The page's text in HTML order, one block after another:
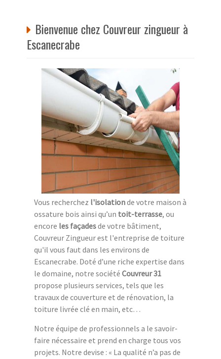
Bienvenue chez Couvreur zingueur à
Escanecrabe
Vous recherchez l'isolationde votre maison à
ossature bois ainsi qu’un toit-terrasse, ou
encore les façadesde votre bâtiment,
Couvreur Zingueur est l'entreprise de toiture
qu'il vous faut dans les environs de
Escanecrabe. Doté d’une riche expertise dans
le domaine, notre société Couvreur 31
propose plusieurs services, tels que les
travaux de couverture et de rénovation, la
toiture livrée clé en main, etc…
Notre équipe de professionnels a le savoir-
faire nécessaire et prend en charge tous vos
projets. Notre devise : « La qualité n’a pas de